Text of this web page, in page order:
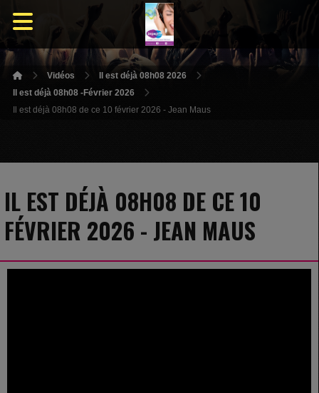
Vidéos
Il est déjà 08h08 2026
Il est déjà 08h08 -Février 2026
Il est déjà 08h08 de ce 10 février 2026 - Jean Maus
IL EST DÉJÀ 08H08 DE CE 10
FÉVRIER 2026 - JEAN MAUS